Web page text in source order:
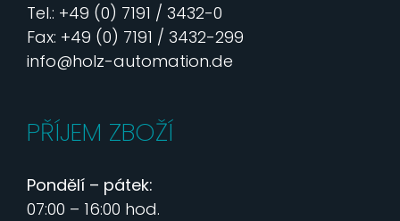
Tel.: +49 (0) 7191 / 3432-0
Fax: +49 (0) 7191 / 3432-299
info@holz-automation.de
PŘÍJEM ZBOŽÍ
Pondělí – pátek:
07:00 – 16:00 hod.